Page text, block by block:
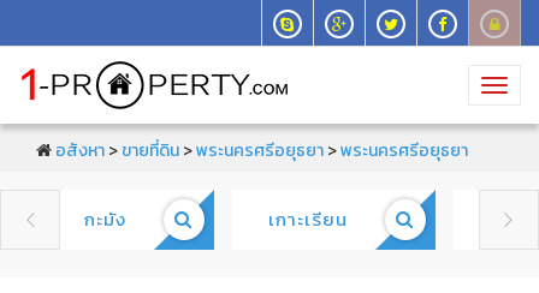
อสังหา>ขายที่ดิน>พระนครศรีอยุธยา>พระนครศรีอยุธยา
 กะมัง เกาะเรียน คลอ
